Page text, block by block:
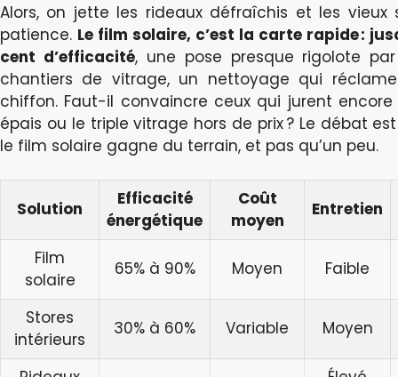
Alors, on jette les rideaux défraîchis et les vieux
patience. Le film solaire, c’est la carte rapide :
cent d’efficacité, une pose presque rigolote
chantiers de vitrage, un nettoyage qui
chiffon. Faut-il convaincre ceux qui jurent
épais ou le triple vitrage hors de prix ? Le débat
le film solaire gagne du terrain, et pas qu’un peu.
Solution
Efficacité
énergétique
Coût
moyen
Entretien
Film
solaire
65% à 90% Moyen Faible
Stores
intérieurs
30% à 60% Variable Moyen